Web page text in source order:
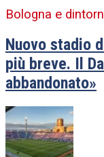
Bologna e
Nuovo stadio
più breve. Il
abbandonato»